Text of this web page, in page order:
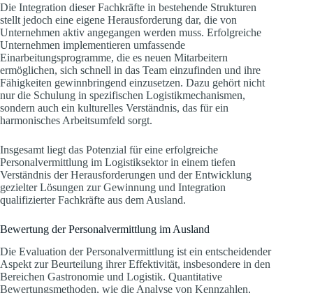
Die Integration dieser Fachkräfte in bestehende Strukturen
stellt jedoch eine eigene Herausforderung dar, die von
Unternehmen aktiv angegangen werden muss. Erfolgreiche
Unternehmen implementieren umfassende
Einarbeitungsprogramme, die es neuen Mitarbeitern
ermöglichen, sich schnell in das Team einzufinden und ihre
Fähigkeiten gewinnbringend einzusetzen. Dazu gehört nicht
nur die Schulung in spezifischen Logistikmechanismen,
sondern auch ein kulturelles Verständnis, das für ein
harmonisches Arbeitsumfeld sorgt.
Insgesamt liegt das Potenzial für eine erfolgreiche
Personalvermittlung im Logistiksektor in einem tiefen
Verständnis der Herausforderungen und der Entwicklung
gezielter Lösungen zur Gewinnung und Integration
qualifizierter Fachkräfte aus dem Ausland.
Bewertung der Personalvermittlung im Ausland
Die Evaluation der Personalvermittlung ist ein entscheidender
Aspekt zur Beurteilung ihrer Effektivität, insbesondere in den
Bereichen Gastronomie und Logistik. Quantitative
Bewertungsmethoden, wie die Analyse von Kennzahlen,